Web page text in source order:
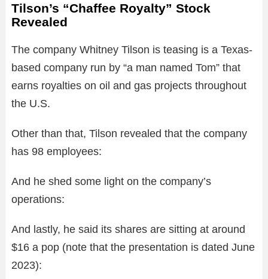
Tilson’s “Chaffee Royalty” Stock
Revealed
The company Whitney Tilson is teasing is a Texas-
based company run by “a man named Tom” that
earns royalties on oil and gas projects throughout
the U.S.
Other than that, Tilson revealed that the company
has 98 employees:
And he shed some light on the company’s
operations:
And lastly, he said its shares are sitting at around
$16 a pop (note that the presentation is dated June
2023):